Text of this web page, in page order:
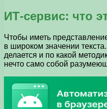
ИТ-сервис: что
Чтобы иметь
в широком значении
делается и по какой
нечто само собой